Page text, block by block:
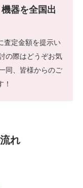
器を全国出
査定金額を提示い
の際はどうぞお気
同、皆様からのご
れ